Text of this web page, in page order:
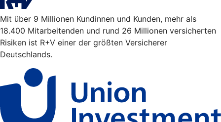
Mit über 9 Millionen Kundinnen und Kunden, mehr als
18.400 Mitarbeitenden und rund 26 Millionen versicherten
Risiken ist R+V einer der größten Versicherer
Deutschlands.